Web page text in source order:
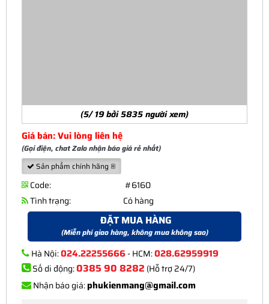
(5/ 19 bởi 5835 người xem)
Giá bán: Vui lòng liên hệ
(Gọi điện, chat Zalo nhận báo giá rẻ nhất)
Sản phẩm chính hãng ®
Code:
#6160
Tình trạng:
Có hàng
ĐẶT MUA HÀNG
(Miễn phí giao hàng, không mua không sao)
Hà Nội:024.22255666- HCM:028.62959919
Số di động:0385 90 8282 (Hỗ trợ 24/7)
Nhận báo giá:phukienmang@gmail.com